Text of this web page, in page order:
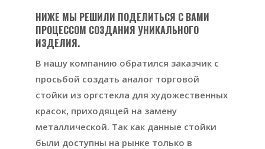
НИЖЕ МЫ РЕШИЛИ ПОДЕЛИТЬСЯ С ВАМИ
ПРОЦЕССОМ СОЗДАНИЯ УНИКАЛЬНОГО
ИЗДЕЛИЯ.
В нашу компанию обратился заказчик с
просьбой создать аналог торговой
стойки из оргстекла для художественных
красок, приходящей на замену
металлической. Так как данные стойки
были доступны на рынке только в